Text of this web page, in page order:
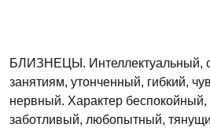
БЛИЗНЕЦЫ. Интеллектуальный,
занятиям, утонченный, гибкий,
нервный. Характер
заботливый, любопытный,